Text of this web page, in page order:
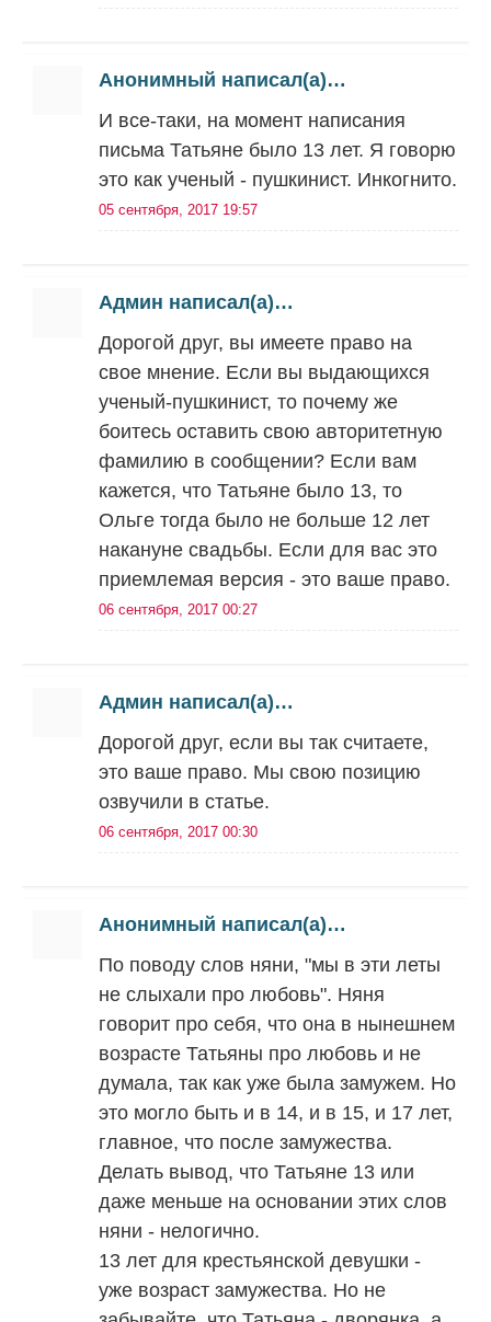
Анонимный написал(а)…
И все-таки, на момент написания
письма Татьяне было 13 лет. Я говорю
это как ученый - пушкинист. Инкогнито.
05 сентября, 2017 19:57
Админ написал(а)…
Дорогой друг, вы имеете право на
свое мнение. Если вы выдающихся
ученый-пушкинист, то почему же
боитесь оставить свою авторитетную
фамилию в сообщении? Если вам
кажется, что Татьяне было 13, то
Ольге тогда было не больше 12 лет
накануне свадьбы. Если для вас это
приемлемая версия - это ваше право.
06 сентября, 2017 00:27
Админ написал(а)…
Дорогой друг, если вы так считаете,
это ваше право. Мы свою позицию
озвучили в статье.
06 сентября, 2017 00:30
Анонимный написал(а)…
По поводу слов няни, "мы в эти леты
не слыхали про любовь". Няня
говорит про себя, что она в нынешнем
возрасте Татьяны про любовь и не
думала, так как уже была замужем. Но
это могло быть и в 14, и в 15, и 17 лет,
главное, что после замужества.
Делать вывод, что Татьяне 13 или
даже меньше на основании этих слов
няни - нелогично.
13 лет для крестьянской девушки -
уже возраст замужества. Но не